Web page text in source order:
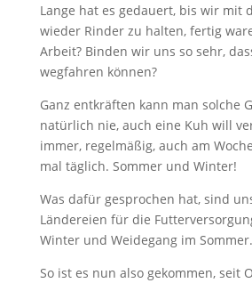
Lange hat es gedauert, bis wir mit
wieder Rinder zu halten, fertig
Arbeit? Binden wir uns so sehr,
wegfahren können?
Ganz entkräften kann man solche
natürlich nie, auch eine Kuh will
immer, regelmäßig, auch am
mal täglich. Sommer und Winter!
Was dafür gesprochen hat, sind
Ländereien für die
Winter und Weidegang im Sommer.
So ist es nun also gekommen, seit